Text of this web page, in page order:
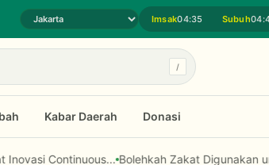
Pilih daerah jadwal sholat Imsak04:35 Subuh
/
Kabar Daerah Donasi
Bolehkah Zakat Digunakan untuk Modal